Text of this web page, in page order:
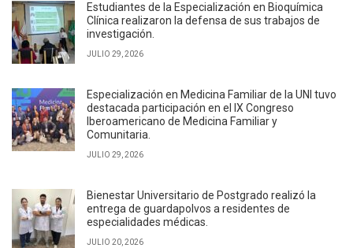
Estudiantes de la Especialización en Bioquímica
Clínica realizaron la defensa de sus trabajos de
investigación.
JULIO 29, 2026
Especialización en Medicina Familiar de la UNI tuvo
destacada participación en el IX Congreso
Iberoamericano de Medicina Familiar y
Comunitaria.
JULIO 29, 2026
Bienestar Universitario de Postgrado realizó la
entrega de guardapolvos a residentes de
especialidades médicas.
JULIO 20, 2026